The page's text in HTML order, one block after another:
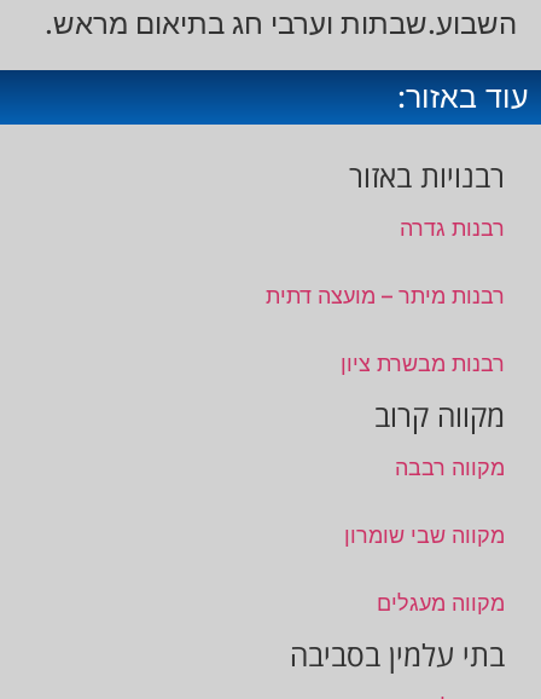
השבוע.שבתות וערבי חג בתיאום מראש.
עוד באזור:
רבנויות באזור
רבנות גדרה
רבנות מיתר – מועצה דתית
רבנות מבשרת ציון
מקווה קרוב
מקווה רבבה
מקווה שבי שומרון
מקווה מעגלים
בתי עלמין בסביבה